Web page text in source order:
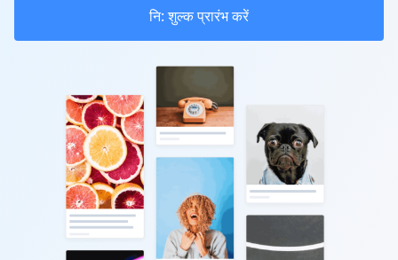
नि: शुल्क प्रारंभ करें